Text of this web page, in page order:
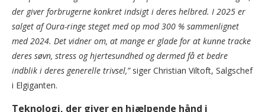
der giver forbrugerne konkret indsigt i deres helbred. I 2025 er
salget af Oura-ringe steget med op mod 300 % sammenlignet
med 2024. Det vidner om, at mange er glade for at kunne tracke
deres søvn, stress og hjertesundhed og dermed få et bedre
indblik i deres generelle trivsel,”siger Christian Viltoft, Salgschef
i Elgiganten.
Teknologi, der giver en hjælpende hånd i